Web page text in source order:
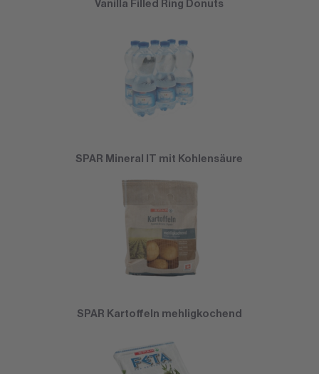
Vanilla Filled Ring Donuts
SPAR Mineral IT mit Kohlensäure
SPAR Kartoffeln mehligkochend